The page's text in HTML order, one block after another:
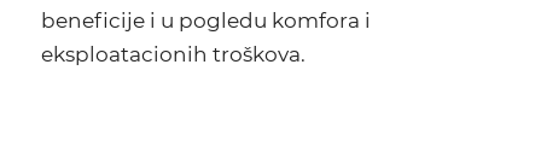
beneficije i u pogledu komfora i
eksploatacionih troškova.